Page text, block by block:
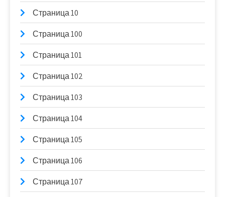
Страница 10
Страница 100
Страница 101
Страница 102
Страница 103
Страница 104
Страница 105
Страница 106
Страница 107